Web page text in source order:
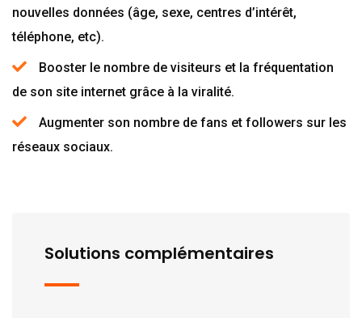
nouvelles données (âge, sexe, centres d’intérêt,
téléphone, etc).
Booster le nombre de visiteurs et la fréquentation
de son site internet grâce à la viralité.
Augmenter son nombre de fans et followers sur les
réseaux sociaux.
Solutions complémentaires